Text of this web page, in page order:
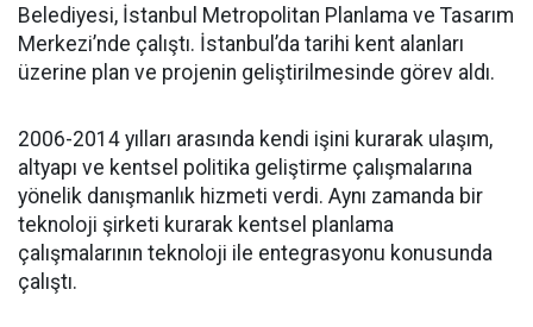
Belediyesi, İstanbul Metropolitan Planlama ve Tasarım
Merkezi’nde çalıştı. İstanbul’da tarihi kent alanları
üzerine plan ve projenin geliştirilmesinde görev aldı.
2006-2014 yılları arasında kendi işini kurarak ulaşım,
altyapı ve kentsel politika geliştirme çalışmalarına
yönelik danışmanlık hizmeti verdi. Aynı zamanda bir
teknoloji şirketi kurarak kentsel planlama
çalışmalarının teknoloji ile entegrasyonu konusunda
çalıştı.